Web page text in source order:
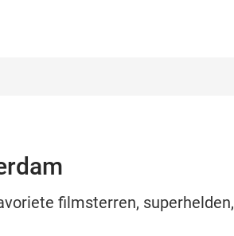
filmsterren, superhelden,